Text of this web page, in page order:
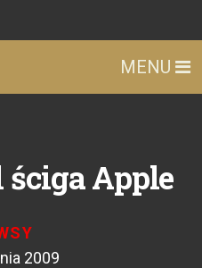
MENU
Apple
2009